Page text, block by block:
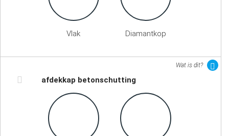
Vlak Diamantkop
Wat is dit?
afdekkap betonschutting